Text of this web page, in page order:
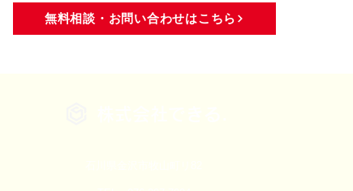
無料相談・お問い合わせはこちら